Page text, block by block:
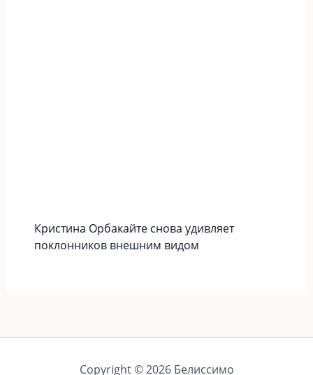
Кристина Орбакайте снова удивляет
поклонников внешним видом
Copyright © 2026 Белиссимо